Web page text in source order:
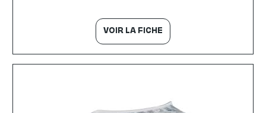
VOIR LA FICHE